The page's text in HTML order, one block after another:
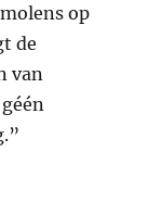
op
de
van